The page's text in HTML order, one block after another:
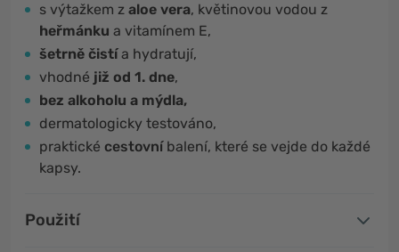
s výtažkem z aloe vera, květinovou vodou z
heřmánku a vitamínem E,
šetrně čistía hydratují,
vhodné již od 1. dne,
bez alkoholu a mýdla,
dermatologicky testováno,
praktické cestovní balení, které se vejde do každé
kapsy.
Použití